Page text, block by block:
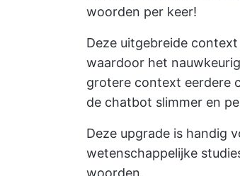
woorden per keer!
Deze uitgebreide
waardoor het
grotere context eerdere
de chatbot slimmer en
Deze upgrade is handig
wetenschappelijke
woorden.